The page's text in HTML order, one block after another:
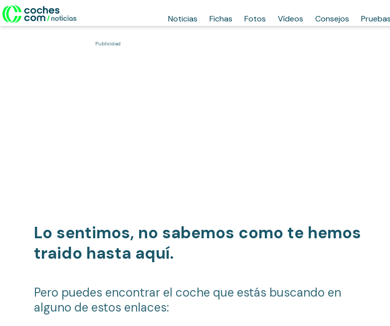
Noticias Fichas Fotos Vídeos Consejos Pruebas
Publicidad
Lo sentimos, no sabemos como te hemos
traido hasta aquí.
Pero puedes encontrar el coche que estás buscando en
alguno de estos enlaces: